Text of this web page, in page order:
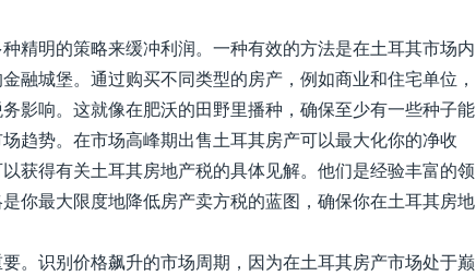
精明的策略来缓冲利润。一种有效的方法是在土耳其市场内
融城堡。通过购买不同类型的房产，例如商业和住宅单位，
影响。这就像在肥沃的田野里播种，确保至少有一些种子能
趋势。在市场高峰期出售土耳其房产可以最大化你的净收
获得有关土耳其房地产税的具体见解。他们是经验丰富的领
你最大限度地降低房产卖方税的蓝图，确保你在土耳其房地
。识别价格飙升的市场周期，因为在土耳其房产市场处于巅